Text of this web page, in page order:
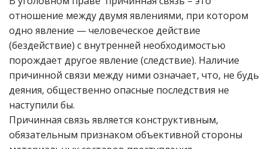
отношение между двумя явлениями, при котором
одно явление — человеческое действие
(бездействие) с внутренней необходимостью
порождает другое явление (следствие). Наличие
причинной связи между ними означает, что, не будь
деяния, общественно опасные последствия не
наступили бы.
Причинная связь является конструктивным,
обязательным признаком объективной стороны